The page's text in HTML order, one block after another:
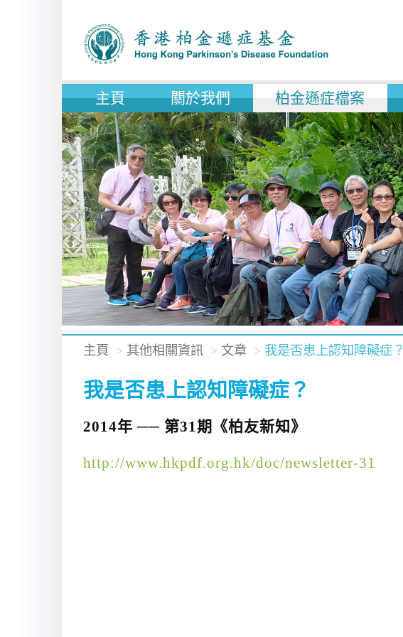
主頁 關於我們 柏金遜症檔案
主頁 其他相關資訊 文章 我是否患上認知障礙症？
我是否患上認知障礙症？
2014年 ── 第31期《柏友新知》
http://www.hkpdf.org.hk/doc/newsletter-31